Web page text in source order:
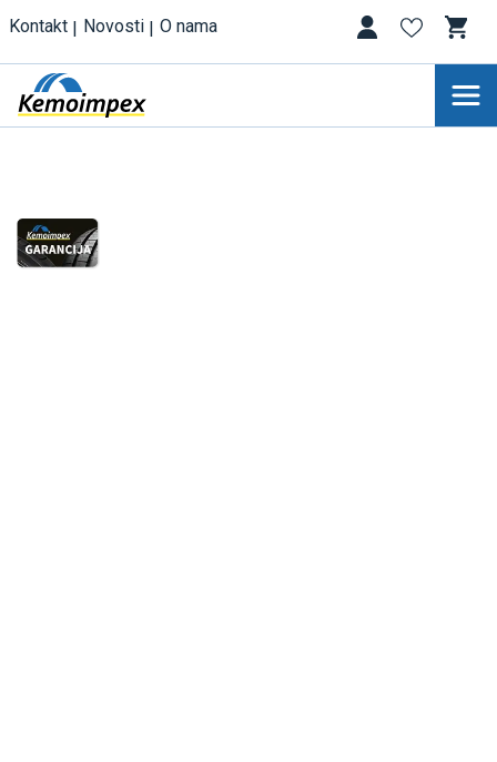
Kontakt Novosti O nama